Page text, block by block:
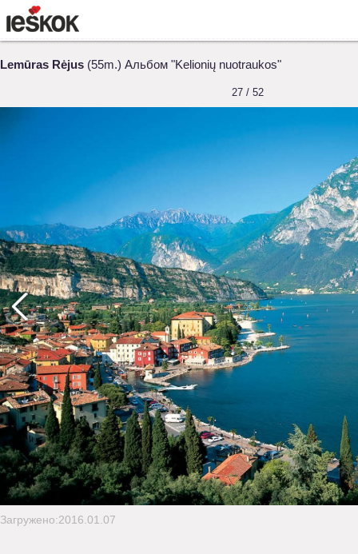
Lemūras Rėjus (55m.) Альбом "Kelionių nuotraukos"
27 / 52
Загружено:2016.01.07